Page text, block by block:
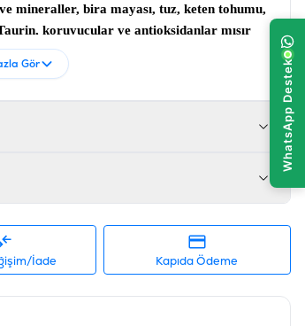
mineraller, bira mayası, tuz, keten tohumu,
koruyucular ve antioksidanlar mısır
vitaminler ve mineraller, bira mayası, L-
yucca schidigera, ksiloolgosakkarit
B9 (Folik asit), Vitamin K3, Kolin,
%3, ham kül %8, nem (maks.) %10
Gör
İade Kapıda Ödeme